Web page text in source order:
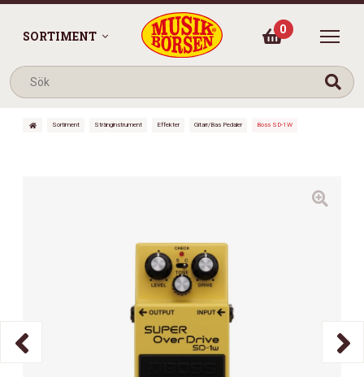
SORTIMENT 0
Sortiment Stränginstrument Effekter Gitarr/Bas Pedaler Boss SD-1W